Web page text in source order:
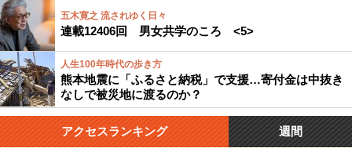
五木寛之 流されゆく日々
連載12406回 男女共学のころ <5>
人生100年時代の歩き方
熊本地震に「ふるさと納税」で支援…寄付金は中抜き
なしで被災地に渡るのか？
アクセスランキング 週間